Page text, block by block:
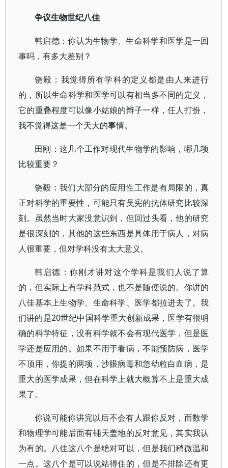
争议生物世纪八佳
韩启德：你认为生物学、生命科学和医学是一回
事吗，有多大差别？
饶毅：我觉得所有学科的定义都是由人来进行
的，所以生命科学和医学可以有相当多不同的定义，
它的重叠程度可以像小姑娘的辫子一样，任人打扮，
我不觉得这是一个天大的事情。
田刚：这几个工作对现代生物学的影响，哪几项
比较重要？
饶毅：我们大部分的应用性工作是有局限的，真
正对科学的重要性，可能只有吴宪的抗体研究比较深
刻。虽然当时大家没意识到，但回过头看，他的研究
是很深刻的，其他的这些东西是具体用于病人，对病
人很重要，但对学科没有太大意义。
韩启德：你刚才讲对这个学科是我们人说了算
的，但实际上有学科范式，也不是随便说的。你讲的
八佳基本上生物学、生命科学、医学都拉进去了。我
们讲的是20世纪中国科学重大创新成果，医学有很明
确的科学特征，没有科学就不会有现代医学，但是医
学还是应用的。如果不用于看病，不能预防病，医学
不顶用，你提的两项，沙眼病毒和急幼粒白血病，是
重大的医学成果，但在科学上就大概算不上是重大成
果了。
你说可能你讲完以后不会有人跟你反对，而数学
和物理学可能后面有铺天盖地的反对意见，其实我认
为有的。八佳这八个是绝对可以，但是我们稍微温和
一点。这八个是可以说站得住的，但是不排除还有更